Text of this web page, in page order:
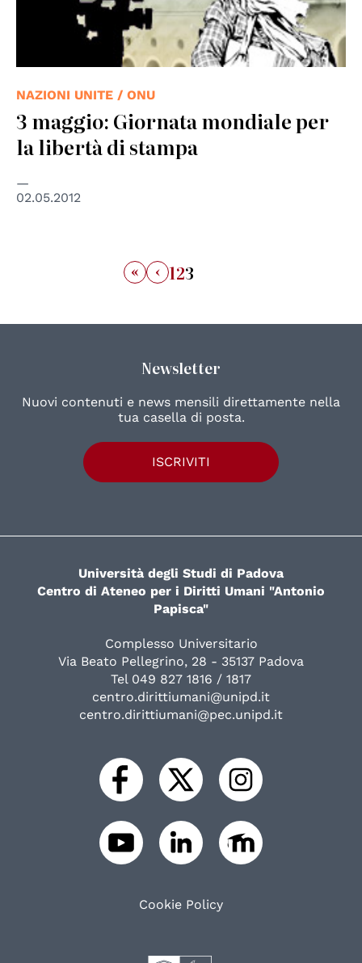
NAZIONI UNITE / ONU
3 maggio: Giornata mondiale per
la libertà di stampa
02.05.2012
« ‹ 123
Newsletter
Nuovi contenuti e news mensili direttamente nella
tua casella di posta.
ISCRIVITI
Università degli Studi di Padova
Centro di Ateneo per i Diritti Umani "Antonio
Papisca"
Complesso Universitario
Via Beato Pellegrino, 28 - 35137 Padova
Tel 049 827 1816 / 1817
centro.dirittiumani@unipd.it
centro.dirittiumani@pec.unipd.it
Cookie Policy